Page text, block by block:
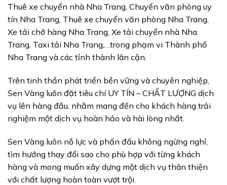
Thuê xe chuyển nhà Nha Trang, Chuyển văn phòng uy
tín Nha Trang, Thuê xe chuyển văn phòng Nha Trang,
Xe tải chở hàng Nha Trang, Xe tải chuyển nhà Nha
Trang, Taxi tải Nha Trang,…trong phạm vi Thành phố
Nha Trang và các tỉnh thành lân cận.
Trên tinh thần phát triển bền vững và chuyên nghiệp,
Sen Vàng luôn đặt tiêu chí UY TÍN – CHẤT LƯỢNG dịch
vụ lên hàng đầu, nhằm mang đến cho khách hàng trải
nghiệm một dịch vụ hoàn hảo và hài lòng nhất.
Sen Vàng luôn nỗ lực và phấn đấu không ngừng nghỉ,
tìm hướng thay đổi sao cho phù hợp với từng khách
hàng và mong muốn xây dựng một dịch vụ thân thiện
với chất lượng hoàn toàn vượt trội.